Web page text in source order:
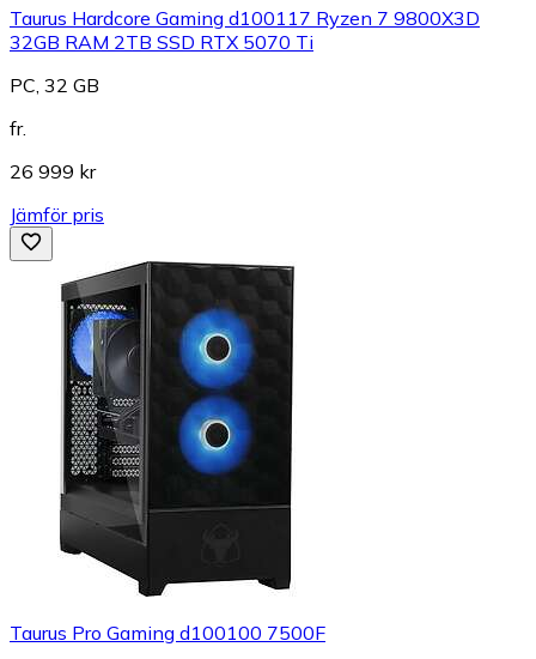
Taurus Hardcore Gaming d100117 Ryzen 7 9800X3D
32GB RAM 2TB SSD RTX 5070 Ti
PC, 32 GB
fr.
26 999 kr
Jämför pris
Taurus Pro Gaming d100100 7500F